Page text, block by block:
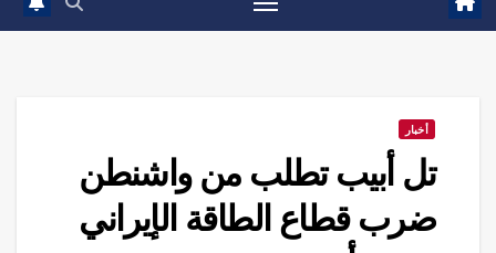
أخبار
تل أبيب تطلب من واشنطن
ضرب قطاع الطاقة الإيراني